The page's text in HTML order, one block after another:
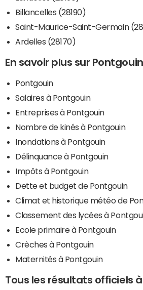
Billancelles (28190)
Saint-Maurice-Saint-Germain
Ardelles (28170)
En savoir plus sur Pontgouin
Pontgouin
Salaires à Pontgouin
Entreprises à Pontgouin
Nombre de kinés à Pontgouin
Inondations à Pontgouin
Délinquance à Pontgouin
Impôts à Pontgouin
Dette et budget de Pontgouin
Climat et historique météo de
Classement des lycées à
Ecole primaire à Pontgouin
Crèches à Pontgouin
Maternités à Pontgouin
Tous les résultats officiels